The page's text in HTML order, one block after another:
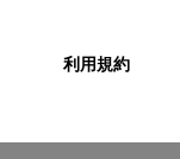
利用規約